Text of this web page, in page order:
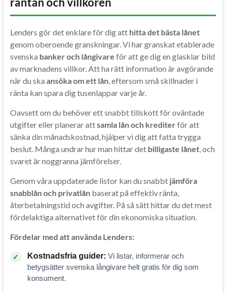
Lenders gör det enklare för dig att hitta det bästa lånet
genom oberoende granskningar. Vi har granskat etablerade
svenska banker och långivare för att ge dig en glasklar bild
av marknadens villkor. Att ha rätt information är avgörande
när du ska ansöka om ett lån, eftersom små skillnader i
ränta kan spara dig tusenlappar varje år.
Oavsett om du behöver ett snabbt tillskott för oväntade
utgifter eller planerar attsamla lån och krediterför att
sänka din månadskostnad, hjälper vi dig att fatta trygga
beslut. Många undrar hur man hittar det billigaste lånet, och
svaret är noggranna jämförelser.
Genom våra uppdaterade listor kan du snabbt jämföra
snabblån och privatlånbaserat på effektiv ränta,
återbetalningstid och avgifter. På så sätt hittar du det mest
fördelaktiga alternativet för din ekonomiska situation.
Fördelar med att använda Lenders:
✓ Kostnadsfria guider: Vi listar, informerar och
betygsätter svenska långivare helt gratis för dig som
konsument.